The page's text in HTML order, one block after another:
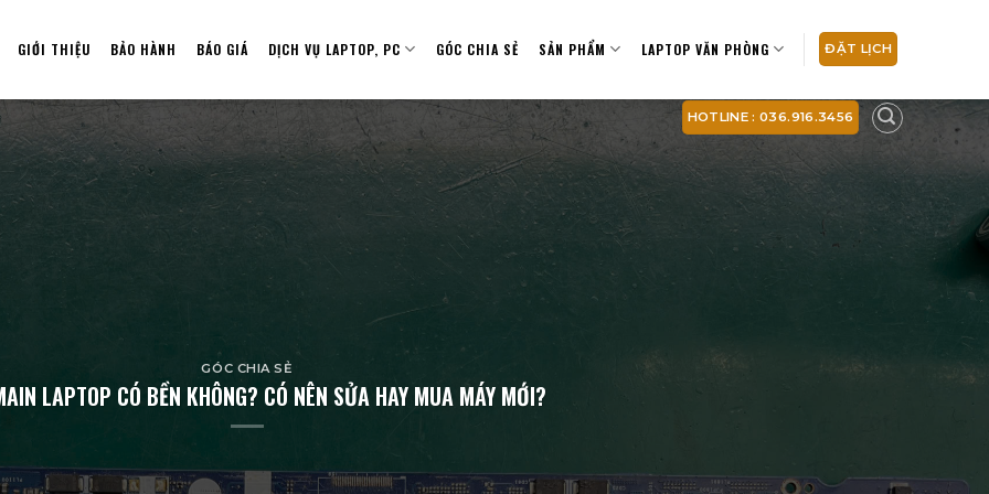
GIỚI THIỆU BẢO HÀNH BÁO GIÁ DỊCH VỤ LAPTOP, PC GÓC CHIA SẺ SẢN PHẨM LAPTOP VĂN PHÒNG ĐẶT LỊCH
HOTLINE : 036.916.3456
GÓC CHIA SẺ
LAPTOP CÓ BỀN KHÔNG? CÓ NÊN SỬA HAY MUA MÁY MỚI?